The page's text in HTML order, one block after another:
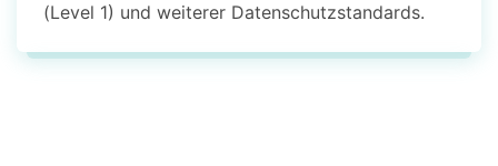
(Level 1) und weiterer Datenschutzstandards.